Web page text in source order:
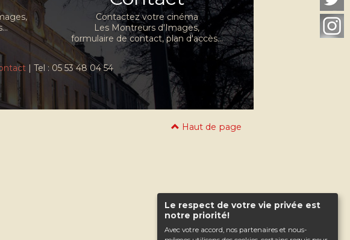
Le respect de votre vie privée est
notre priorité!
Avec votre accord, nos partenaires et nous-
Contactez votre cinéma
Les Montreurs d'Images,
formulaire de contact, plan d'accès...
| Tel : 05 53 48 04 54
Haut de page